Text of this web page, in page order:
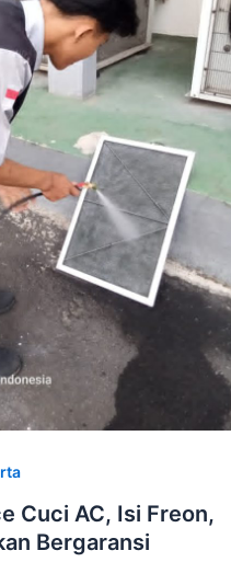
Cuci AC, Isi Freon,
Bergaransi